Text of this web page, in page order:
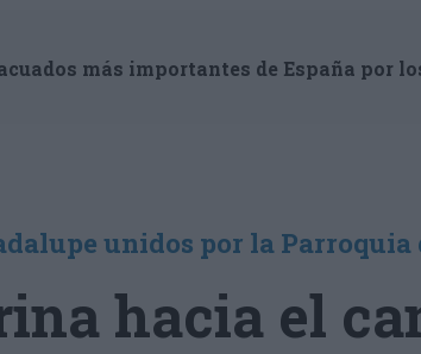
más importantes de España por
unidos por la
hacia el